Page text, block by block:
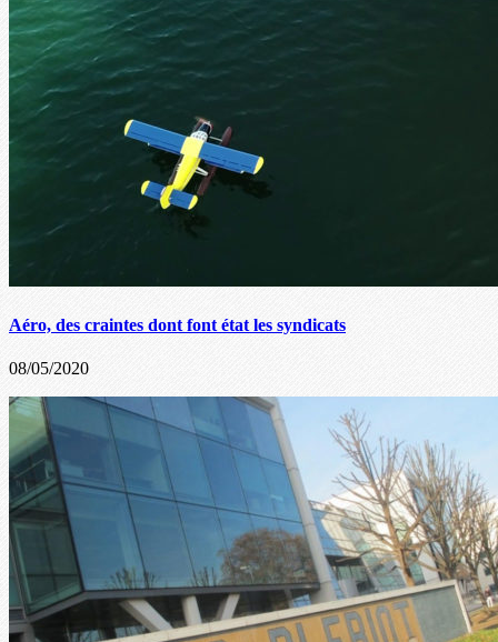
Aéro, des craintes dont font état les syndicats
08/05/2020